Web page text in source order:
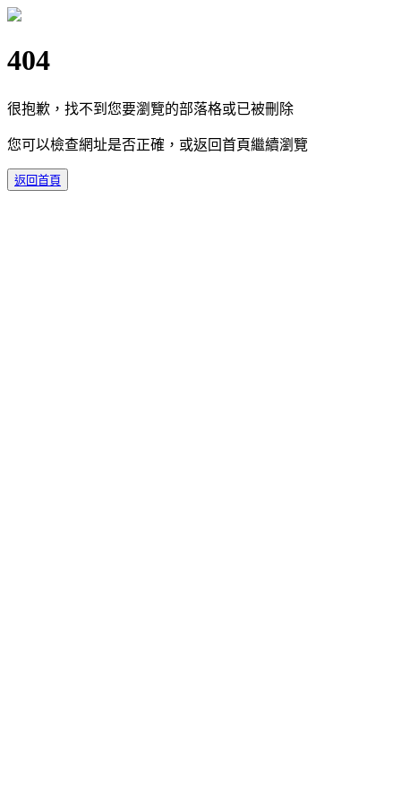
404
很抱歉，找不到您要瀏覽的部落格或已被刪除
您可以檢查網址是否正確，或返回首頁繼續瀏覽
返回首頁